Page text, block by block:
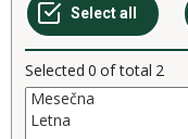
Selected 0 of total 2